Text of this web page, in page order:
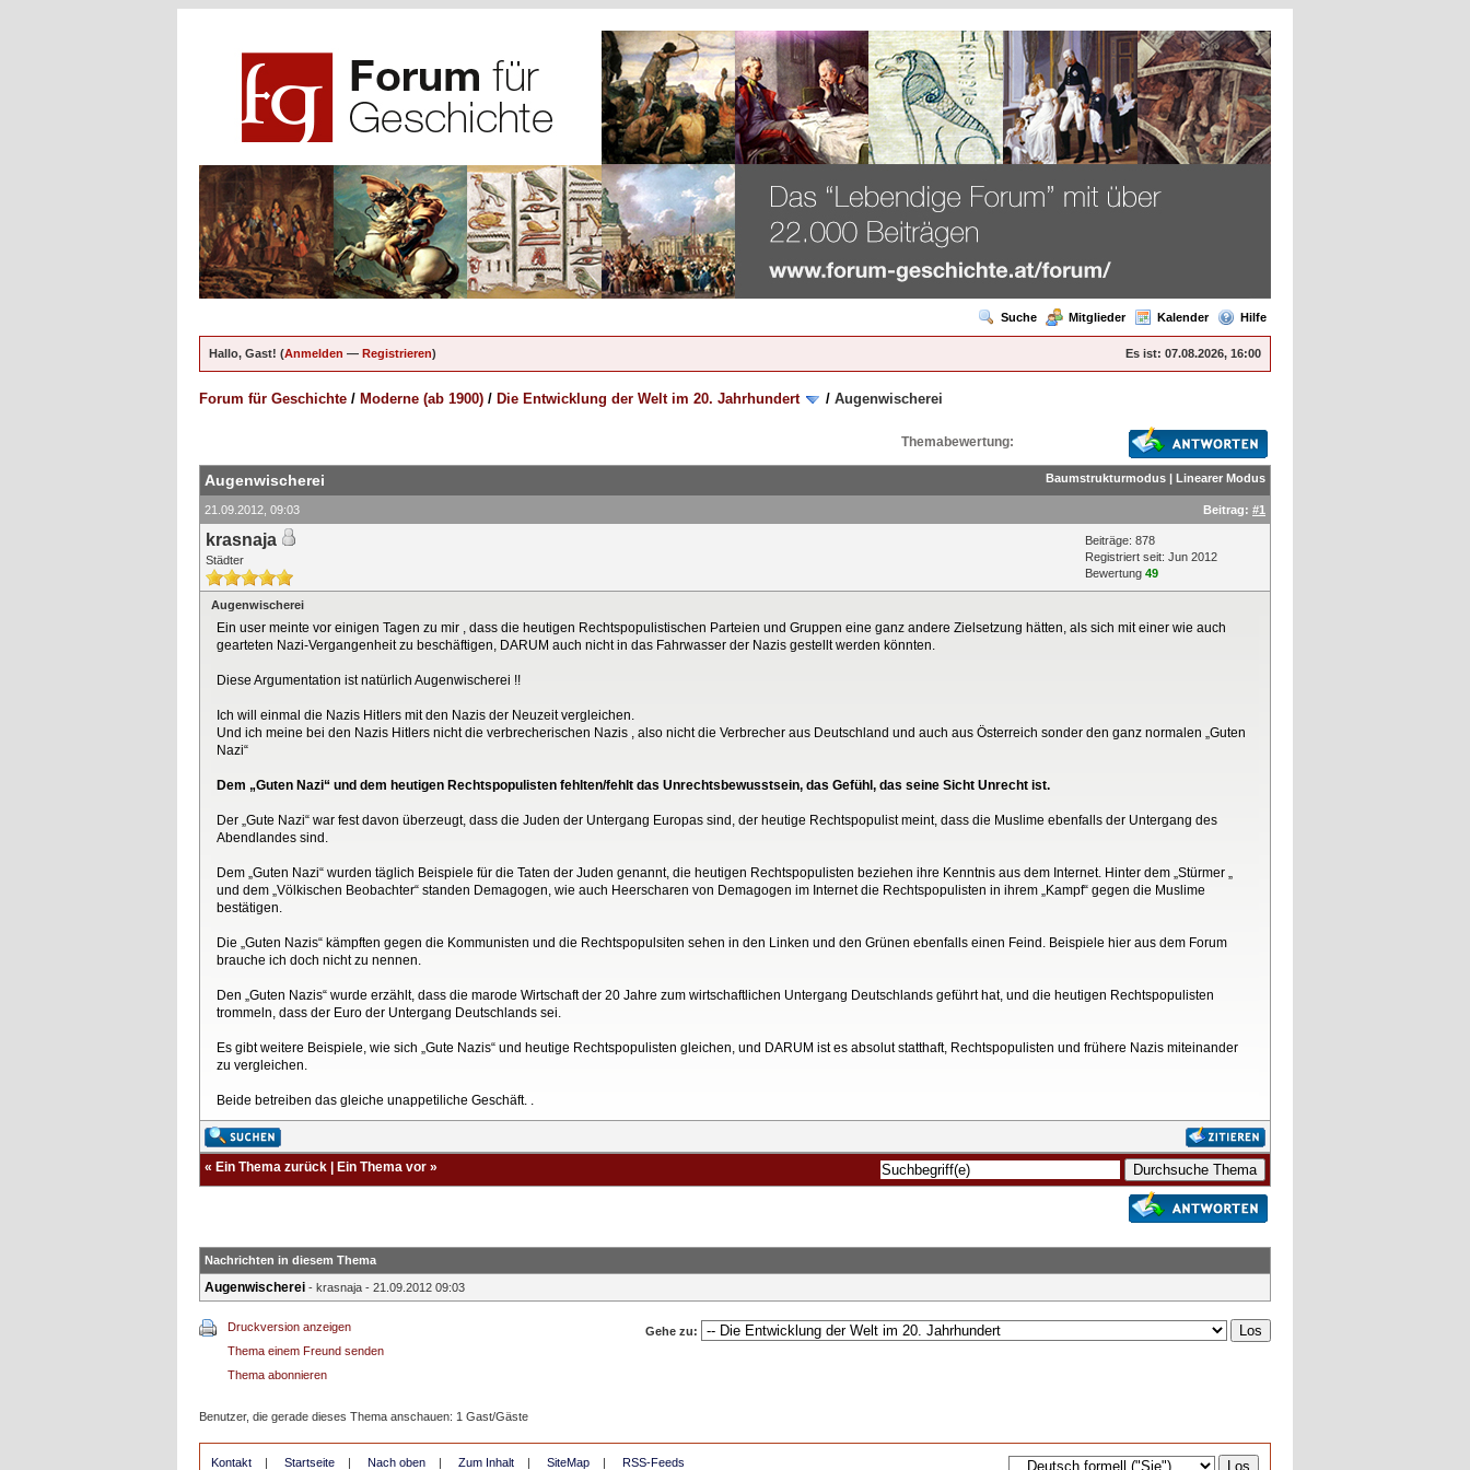
Suche Mitglieder Kalender Hilfe
Es ist: 07.08.2026, 16:00
Hallo, Gast! (Anmelden — Registrieren)
Forum für Geschichte / Moderne (ab 1900) / Die Entwicklung der Welt im 20. Jahrhundert / Augenwischerei
Themabewertung:
Baumstrukturmodus | Linearer Modus
Augenwischerei
21.09.2012, 09:03 Beitrag: #1
krasnaja
Städter
Beiträge: 878
Registriert seit: Jun 2012
Bewertung 49
Augenwischerei
Ein user meinte vor einigen Tagen zu mir , dass die heutigen Rechtspopulistischen Parteien und Gruppen eine ganz andere Zielsetzung hätten, als sich mit einer wie auch
gearteten Nazi-Vergangenheit zu beschäftigen, DARUM auch nicht in das Fahrwasser der Nazis gestellt werden könnten.
Diese Argumentation ist natürlich Augenwischerei !!
Ich will einmal die Nazis Hitlers mit den Nazis der Neuzeit vergleichen.
Und ich meine bei den Nazis Hitlers nicht die verbrecherischen Nazis , also nicht die Verbrecher aus Deutschland und auch aus Österreich sonder den ganz normalen „Guten
Nazi“
Dem „Guten Nazi“ und dem heutigen Rechtspopulisten fehlten/fehlt das Unrechtsbewusstsein, das Gefühl, das seine Sicht Unrecht ist.
Der „Gute Nazi“ war fest davon überzeugt, dass die Juden der Untergang Europas sind, der heutige Rechtspopulist meint, dass die Muslime ebenfalls der Untergang des
Abendlandes sind.
Dem „Guten Nazi“ wurden täglich Beispiele für die Taten der Juden genannt, die heutigen Rechtspopulisten beziehen ihre Kenntnis aus dem Internet. Hinter dem „Stürmer „
und dem „Völkischen Beobachter“ standen Demagogen, wie auch Heerscharen von Demagogen im Internet die Rechtspopulisten in ihrem „Kampf“ gegen die Muslime
bestätigen.
Die „Guten Nazis“ kämpften gegen die Kommunisten und die Rechtspopulsiten sehen in den Linken und den Grünen ebenfalls einen Feind. Beispiele hier aus dem Forum
brauche ich doch nicht zu nennen.
Den „Guten Nazis“ wurde erzählt, dass die marode Wirtschaft der 20 Jahre zum wirtschaftlichen Untergang Deutschlands geführt hat, und die heutigen Rechtspopulisten
trommeln, dass der Euro der Untergang Deutschlands sei.
Es gibt weitere Beispiele, wie sich „Gute Nazis“ und heutige Rechtspopulisten gleichen, und DARUM ist es absolut statthaft, Rechtspopulisten und frühere Nazis miteinander
zu vergleichen.
Beide betreiben das gleiche unappetiliche Geschäft. .
« Ein Thema zurück Ein Thema vor »
Nachrichten in diesem Thema
Augenwischerei - krasnaja - 21.09.2012 09:03
Druckversion anzeigen
Thema einem Freund senden
Thema abonnieren
Gehe zu:
Benutzer, die gerade dieses Thema anschauen: 1 Gast/Gäste
Kontakt | Startseite | Nach oben | Zum Inhalt | SiteMap | RSS-Feeds